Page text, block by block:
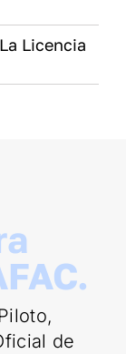
Licencia
de